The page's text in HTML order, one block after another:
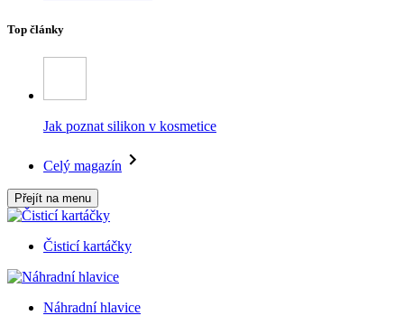
Top články
Jak poznat silikon v kosmetice
Celý magazín
Přejít na menu
Čisticí kartáčky
Náhradní hlavice